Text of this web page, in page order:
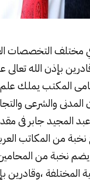
التخصصات
بإذن الله تعالى
المكتب يملك
المدنى والشرعى
عبد المجيد جابر
من المكاتب
يضم نخبة من
،وقادرين